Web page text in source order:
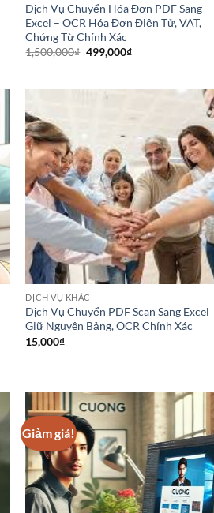
Dịch Vụ Chuyển Hóa Đơn PDF Sang
Excel – OCR Hóa Đơn Điện Tử, VAT,
Chứng Từ Chính Xác
1,500,000₫ Giá
499,000₫Giá
DỊCH VỤ KHÁC
Dịch Vụ Chuyển PDF Scan Sang Excel
Giữ Nguyên Bảng, OCR Chính Xác
15,000₫
Giảm giá!